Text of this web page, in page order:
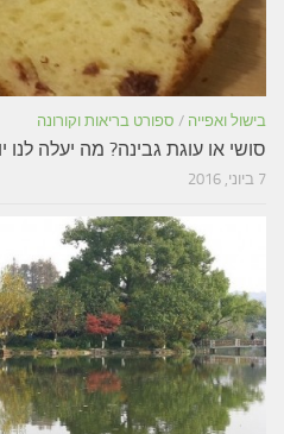
בישול ואפייה / ספורט בריאות וקורונה
סושי או עוגת גבינה? מה יעלה
7 ביוני, 2016